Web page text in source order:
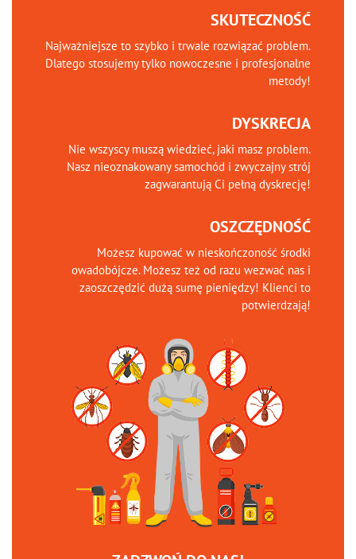
SKUTECZNOŚĆ
Najważniejsze to szybko i trwale rozwiązać problem.
Dlatego stosujemy tylko nowoczesne i profesjonalne
metody!
DYSKRECJA
Nie wszyscy muszą wiedzieć, jaki masz problem.
Nasz nieoznakowany samochód i zwyczajny strój
zagwarantują Ci pełną dyskrecję!
OSZCZĘDNOŚĆ
Możesz kupować w nieskończoność środki
owadobójcze. Możesz też od razu wezwać nas i
zaoszczędzić dużą sumę pieniędzy! Klienci to
potwierdzają!